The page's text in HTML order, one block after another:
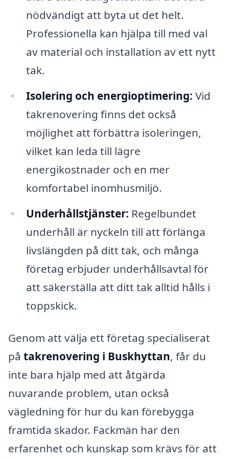
nödvändigt att byta ut det helt.
Professionella kan hjälpa till med val
av material och installation av ett nytt
tak.
Isolering och energioptimering: Vid
takrenovering finns det också
möjlighet att förbättra isoleringen,
vilket kan leda till lägre
energikostnader och en mer
komfortabel inomhusmiljö.
Underhållstjänster: Regelbundet
underhåll är nyckeln till att förlänga
livslängden på ditt tak, och många
företag erbjuder underhållsavtal för
att säkerställa att ditt tak alltid hålls i
toppskick.
Genom att välja ett företag specialiserat
på takrenovering i Buskhyttan, får du
inte bara hjälp med att åtgärda
nuvarande problem, utan också
vägledning för hur du kan förebygga
framtida skador. Fackmän har den
erfarenhet och kunskap som krävs för att